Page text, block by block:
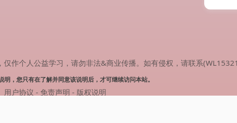
作个人公益学习，请勿非法&商业传播。如有侵权，请联系
明，您只有在了解并同意该说明后，才可继续访问本站。
用户协议 - 免责声明 - 版权说明